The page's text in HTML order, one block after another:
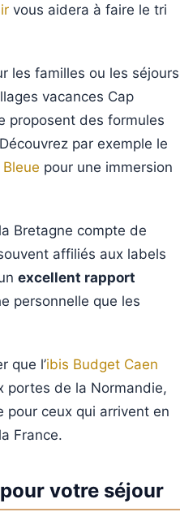
vous aidera à faire le tri
les familles ou les séjours
vacances Cap
proposent des formules
par exemple le
pour une immersion
Bretagne compte de
affiliés aux labels
excellent rapport
personnelle que les
que l’ibis Budget Caen
portes de la Normandie,
pour ceux qui arrivent en
France.
votre séjour